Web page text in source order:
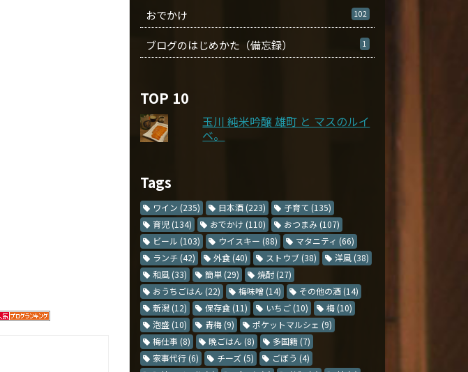
おでかけ 102
ブログのはじめかた（備忘録） 1
TOP 10
玉川 純米吟醸 雄町 と マスのルイ
ベ。
Tags
ワイン (235) 日本酒 (223) 子育て (135)
育児 (134) おでかけ (110) おつまみ (107)
ビール (103) ウイスキー (88) マタニティ (66)
ランチ (42) 外食 (40) ストウブ (38) 洋風 (38)
和風 (33) 簡単 (29) 焼酎 (27)
おうちごはん (22) 梅味噌 (14) その他の酒 (14)
新潟 (12) 保存食 (11) いちご (10) 梅 (10)
泡盛 (10) 青梅 (9) ポケットマルシェ (9)
梅仕事 (8) 晩ごはん (8) 多国籍 (7)
家事代行 (6) チーズ (5) ごぼう (4)